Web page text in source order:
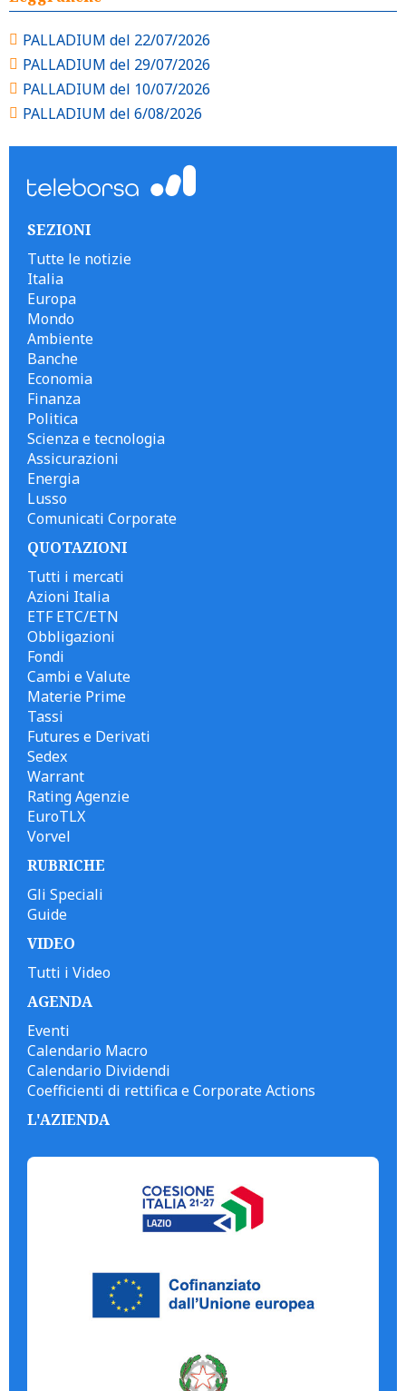
PALLADIUM del 22/07/2026
PALLADIUM del 29/07/2026
PALLADIUM del 10/07/2026
PALLADIUM del 6/08/2026
SEZIONI
Tutte le notizie
Italia
Europa
Mondo
Ambiente
Banche
Economia
Finanza
Politica
Scienza e tecnologia
Assicurazioni
Energia
Lusso
Comunicati Corporate
QUOTAZIONI
Tutti i mercati
Azioni Italia
ETF ETC/ETN
Obbligazioni
Fondi
Cambi e Valute
Materie Prime
Tassi
Futures e Derivati
Sedex
Warrant
Rating Agenzie
EuroTLX
Vorvel
RUBRICHE
Gli Speciali
Guide
VIDEO
Tutti i Video
AGENDA
Eventi
Calendario Macro
Calendario Dividendi
Coefficienti di rettifica e Corporate Actions
L'AZIENDA